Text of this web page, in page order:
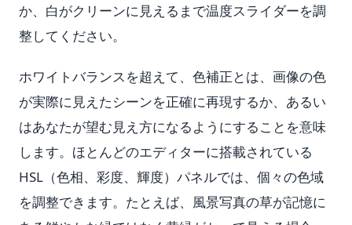
か、白がクリーンに見えるまで温度スライダーを調
整してください。
ホワイトバランスを超えて、色補正とは、画像の色
が実際に見えたシーンを正確に再現するか、あるい
はあなたが望む見え方になるようにすることを意味
します。ほとんどのエディターに搭載されている
HSL（色相、彩度、輝度）パネルでは、個々の色域
を調整できます。たとえば、風景写真の草が記憶に